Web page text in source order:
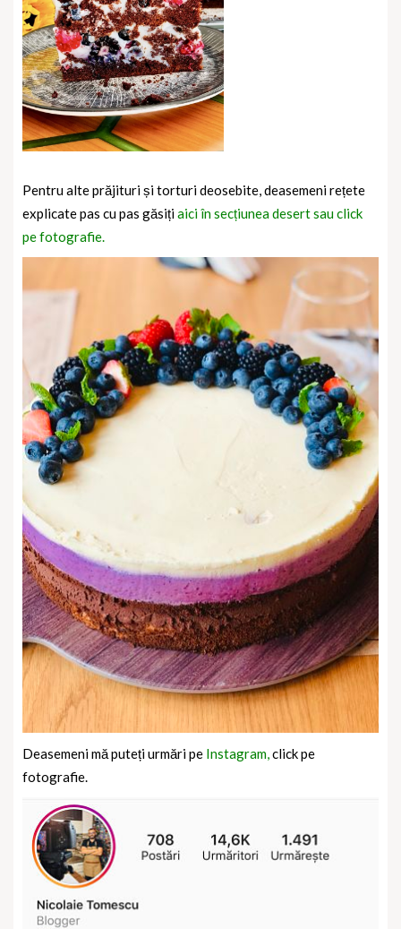
Pentru alte prăjituri și torturi deosebite, deasemeni rețete
explicate pas cu pas găsițiaici în secțiunea desert sau click
pe fotografie.
Deasemeni mă puteți urmări pe Instagram,click pe
fotografie.